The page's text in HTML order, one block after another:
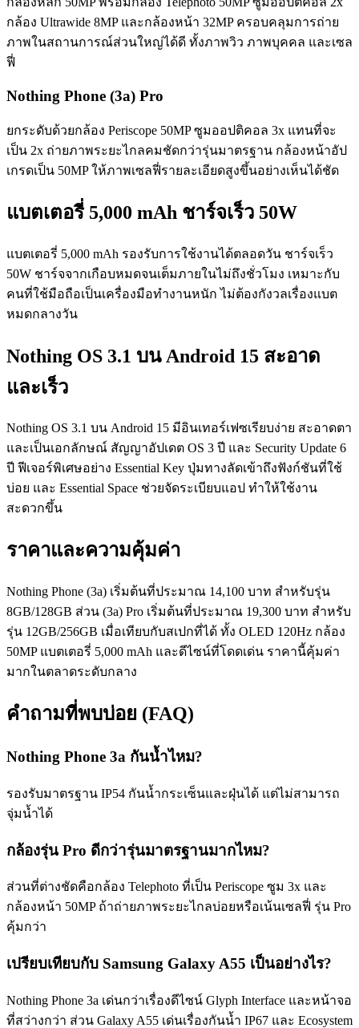
กล้อง Ultrawide 8MP และกล้องหน้า 32MP ครอบคลุมการถ่าย
ภาพในสถานการณ์ส่วนใหญ่ได้ดี ทั้งภาพวิว ภาพบุคคล และเซล
ฟี่
Nothing Phone (3a) Pro
ยกระดับด้วยกล้อง Periscope 50MP ซูมออปติคอล 3x แทนที่จะ
เป็น 2x ถ่ายภาพระยะไกลคมชัดกว่ารุ่นมาตรฐาน กล้องหน้าอัป
เกรดเป็น 50MP ให้ภาพเซลฟี่รายละเอียดสูงขึ้นอย่างเห็นได้ชัด
แบตเตอรี่ 5,000 mAh ชาร์จเร็ว 50W
แบตเตอรี่ 5,000 mAh รองรับการใช้งานได้ตลอดวัน ชาร์จเร็ว
50W ชาร์จจากเกือบหมดจนเต็มภายในไม่ถึงชั่วโมง เหมาะกับ
คนที่ใช้มือถือเป็นเครื่องมือทำงานหนัก ไม่ต้องกังวลเรื่องแบต
หมดกลางวัน
Nothing OS 3.1 บน Android 15 สะอาด
และเร็ว
Nothing OS 3.1 บน Android 15 มีอินเทอร์เฟซเรียบง่าย สะอาดตา
และเป็นเอกลักษณ์ สัญญาอัปเดต OS 3 ปี และ Security Update 6
ปี ฟีเจอร์พิเศษอย่าง Essential Key ปุ่มทางลัดเข้าถึงฟังก์ชันที่ใช้
บ่อย และ Essential Space ช่วยจัดระเบียบแอป ทำให้ใช้งาน
สะดวกขึ้น
ราคาและความคุ้มค่า
Nothing Phone (3a) เริ่มต้นที่ประมาณ 14,100 บาท สำหรับรุ่น
8GB/128GB ส่วน (3a) Pro เริ่มต้นที่ประมาณ 19,300 บาท สำหรับ
รุ่น 12GB/256GB เมื่อเทียบกับสเปกที่ได้ ทั้ง OLED 120Hz กล้อง
50MP แบตเตอรี่ 5,000 mAh และดีไซน์ที่โดดเด่น ราคานี้คุ้มค่า
มากในตลาดระดับกลาง
คำถามที่พบบ่อย (FAQ)
Nothing Phone 3a กันน้ำไหม?
รองรับมาตรฐาน IP54 กันน้ำกระเซ็นและฝุ่นได้ แต่ไม่สามารถ
จุ่มน้ำได้
กล้องรุ่น Pro ดีกว่ารุ่นมาตรฐานมากไหม?
ส่วนที่ต่างชัดคือกล้อง Telephoto ที่เป็น Periscope ซูม 3x และ
กล้องหน้า 50MP ถ้าถ่ายภาพระยะไกลบ่อยหรือเน้นเซลฟี่ รุ่น Pro
คุ้มกว่า
เปรียบเทียบกับ Samsung Galaxy A55 เป็นอย่างไร?
Nothing Phone 3a เด่นกว่าเรื่องดีไซน์ Glyph Interface และหน้าจอ
ที่สว่างกว่า ส่วน Galaxy A55 เด่นเรื่องกันน้ำ IP67 และ Ecosystem